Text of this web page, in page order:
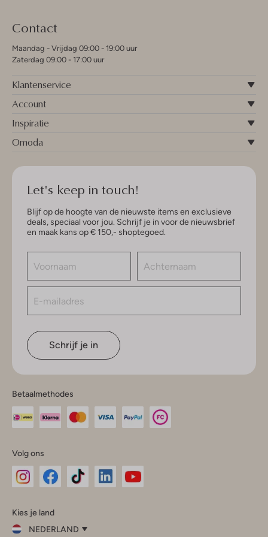
Contact
Maandag - Vrijdag 09:00 - 19:00 uur
Zaterdag 09:00 - 17:00 uur
Klantenservice
Account
Inspiratie
Omoda
Let's keep in touch!
Blijf op de hoogte van de nieuwste items en exclusieve
deals, speciaal voor jou. Schrijf je in voor de nieuwsbrief
en maak kans op € 150,- shoptegoed.
Schrijf je in
Betaalmethodes
Volg ons
InstagramFacebook
Kies je land
NEDERLAND